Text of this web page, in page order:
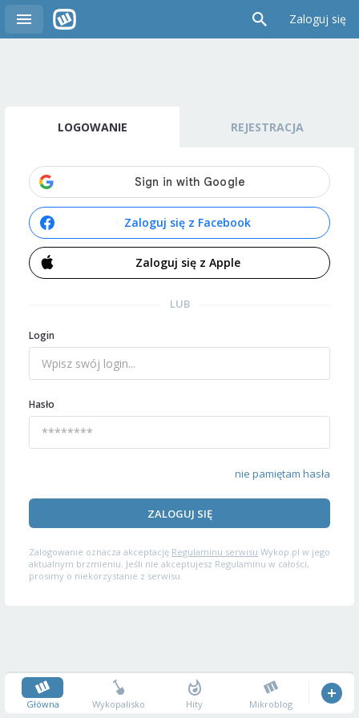
Zaloguj się
LOGOWANIE REJESTRACJA
Zaloguj się z Facebook
Zaloguj się z Apple
LUB
Login
Hasło
nie pamiętam hasła
ZALOGUJ SIĘ
Zalogowanie oznacza akceptację Regulaminu serwisu Wykop.pl w jego
aktualnym brzmieniu. Jeśli nie akceptujesz Regulaminu w całości,
prosimy o niekorzystanie z serwisu.
Główna Wykopalisko Hity Mikroblog